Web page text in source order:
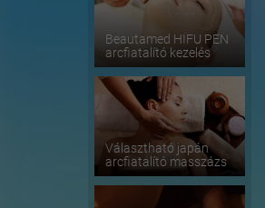
Beautamed HIFU PEN
arcfiatalító kezelés
Választható japán
arcfiatalító masszázs